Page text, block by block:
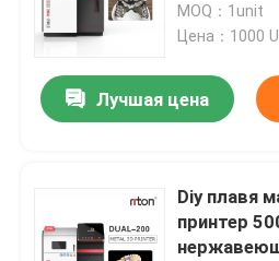
MOQ：1unit
Цена：1000
Лучшая цена
Diy плавя
принтер